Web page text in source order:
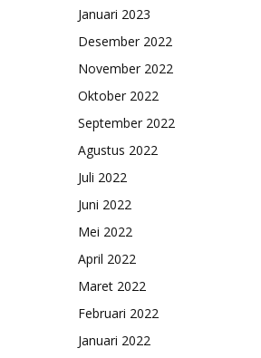
Januari 2023
Desember 2022
November 2022
Oktober 2022
September 2022
Agustus 2022
Juli 2022
Juni 2022
Mei 2022
April 2022
Maret 2022
Februari 2022
Januari 2022